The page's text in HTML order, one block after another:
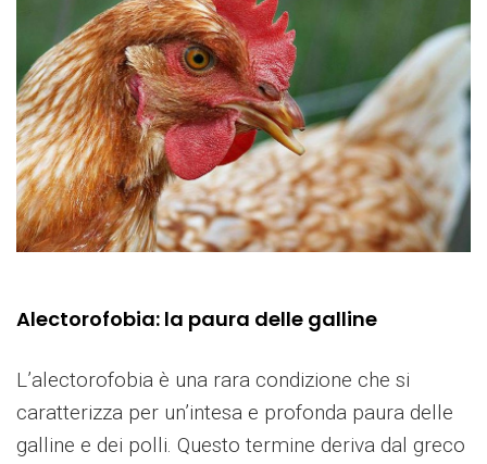
Alectorofobia: la paura delle galline
L’alectorofobia è una rara condizione che si
caratterizza per un’intesa e profonda paura delle
galline e dei polli. Questo termine deriva dal greco